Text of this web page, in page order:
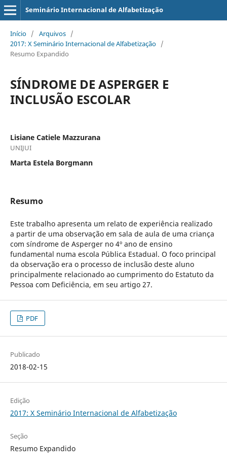
Seminário Internacional de Alfabetização
Início / Arquivos /
2017: X Seminário Internacional de Alfabetização /
Resumo Expandido
SÍNDROME DE ASPERGER E
INCLUSÃO ESCOLAR
Lisiane Catiele Mazzurana
UNIJUI
Marta Estela Borgmann
Resumo
Este trabalho apresenta um relato de experiência realizado
a partir de uma observação em sala de aula de uma criança
com síndrome de Asperger no 4º ano de ensino
fundamental numa escola Pública Estadual. O foco principal
da observação era o processo de inclusão deste aluno
principalmente relacionado ao cumprimento do Estatuto da
Pessoa com Deficiência, em seu artigo 27.
PDF
Publicado
2018-02-15
Edição
2017: X Seminário Internacional de Alfabetização
Seção
Resumo Expandido